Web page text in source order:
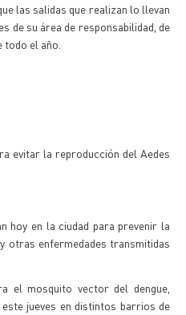
las salidas que realizan lo llevan
de su área de responsabilidad, de
el año.
evitar la reproducción del Aedes
hoy en la ciudad para prevenir la
otras enfermedades transmitidas
el mosquito vector del dengue,
jueves en distintos barrios de